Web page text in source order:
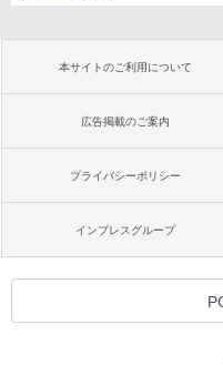
本サイトのご利用について
広告掲載のご案内
プライバシーポリシー
インプレスグループ